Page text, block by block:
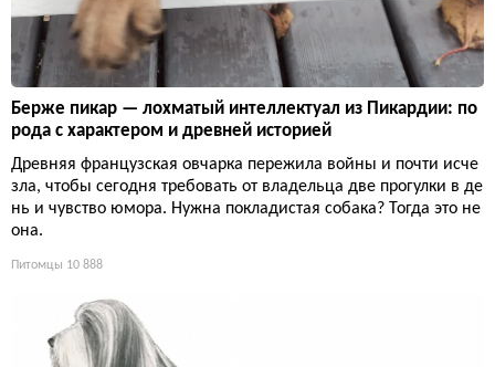
Берже пикар — лохматый интеллектуал из Пикардии: по
рода с характером и древней историей
Древняя французская овчарка пережила войны и почти исче
зла, чтобы сегодня требовать от владельца две прогулки в де
нь и чувство юмора. Нужна покладистая собака? Тогда это не
она.
Питомцы 10 888